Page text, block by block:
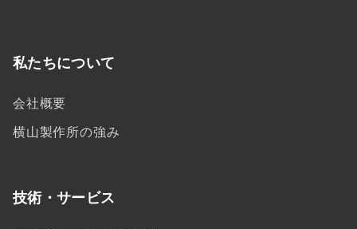
私たちについて
会社概要
横山製作所の強み
技術・サービス